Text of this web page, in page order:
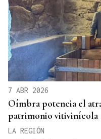
7 ABR 2026
Oímbra potencia el
patrimonio vitivinícola
LA REGIÓN